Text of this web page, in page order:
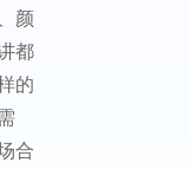
颜
都
的
合